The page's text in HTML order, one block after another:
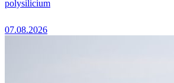
polysilicium
07.08.2026